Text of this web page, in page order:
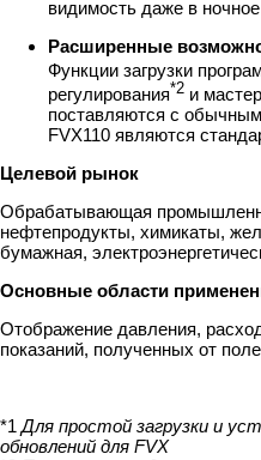
видимость даже в
Расширенные
Функции загрузки
регулирования*2 и
поставляются с
FVX110 являются
Целевой рынок
Обрабатывающая
нефтепродукты, химикаты,
бумажная,
Основные области
Отображение давления,
показаний, полученных от
*1Для простой загрузки и
обновлений для FVX